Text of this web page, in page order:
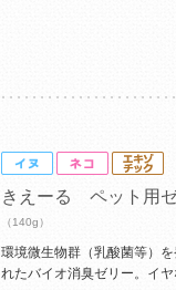
きえーる ペット用
（140g）
環境微生物群（乳酸菌等）
れたバイオ消臭ゼリー。イ